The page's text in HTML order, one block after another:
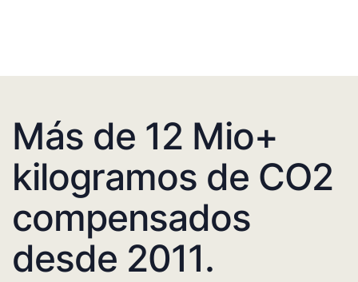
Más de 12 Mio+
kilogramos de CO2
compensados
desde 2011.